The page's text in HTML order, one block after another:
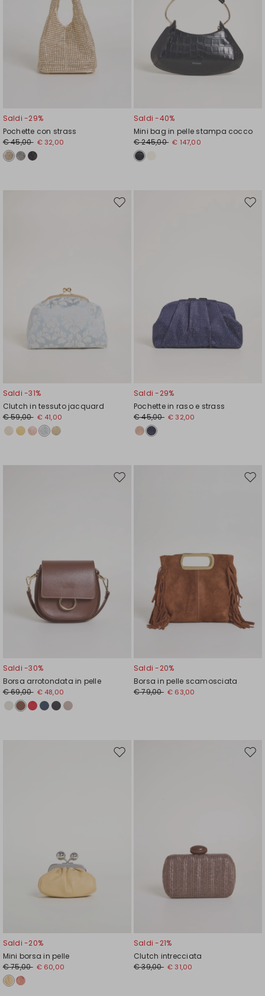
Saldi -29%
Pochette con strass
€ 45,00 € 32,00
Saldi -40%
Mini bag in pelle stampa cocco
€ 245,00 € 147,00
Sposta
Saldi -31%
Clutch in tessuto jacquard
€ 59,00 € 41,00
Saldi -29%
Pochette in raso e strass
€ 45,00 € 32,00
Sposta
Saldi -30%
Borsa arrotondata in pelle
€ 69,00 € 48,00
Saldi -20%
Borsa in pelle scamosciata
€ 79,00 € 63,00
Sposta
Saldi -20%
Mini borsa in pelle
€ 75,00 € 60,00
Saldi -21%
Clutch intrecciata
€ 39,00 € 31,00